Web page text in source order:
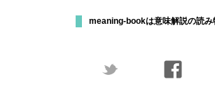
meaning-bookは意味解説の読み